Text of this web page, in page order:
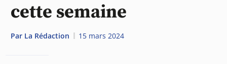
cette semaine
Par La Rédaction 15 mars 2024